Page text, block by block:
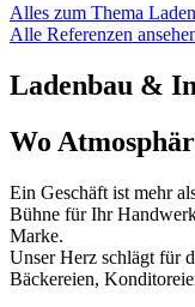
Alles zum Thema
Alle Referenzen
Ladenbau &
Wo
Ein Geschäft ist mehr
Bühne für Ihr
Marke.
Unser Herz schlägt für
Bäckereien,